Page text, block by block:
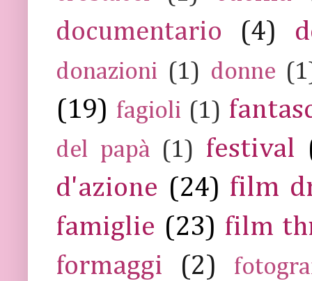
documentario
(4)
donazioni (1) donne
(19) fagioli (1)
del papà (1) festival
d'azione (24) film
famiglie (23) film
formaggi
(2)